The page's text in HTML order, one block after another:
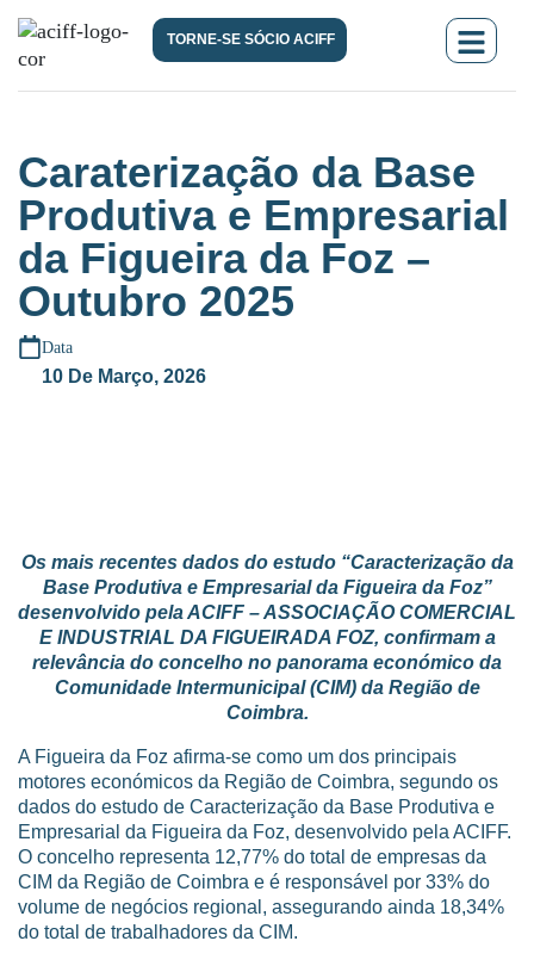
TORNE-SE SÓCIO ACIFF
Caraterização da Base
Produtiva e Empresarial
da Figueira da Foz –
Outubro 2025
Data
10 De Março, 2026
Os mais recentes dados do estudo “Caracterização da
Base Produtiva e Empresarial da Figueira da Foz”
desenvolvido pela ACIFF – ASSOCIAÇÃO COMERCIAL
E INDUSTRIAL DA FIGUEIRADA FOZ, confirmam a
relevância do concelho no panorama económico da
Comunidade Intermunicipal (CIM) da Região de
Coimbra.
A Figueira da Foz afirma-se como um dos principais
motores económicos da Região de Coimbra, segundo os
dados do estudo de Caracterização da Base Produtiva e
Empresarial da Figueira da Foz, desenvolvido pela ACIFF.
O concelho representa 12,77% do total de empresas da
CIM da Região de Coimbra e é responsável por 33% do
volume de negócios regional, assegurando ainda 18,34%
do total de trabalhadores da CIM.